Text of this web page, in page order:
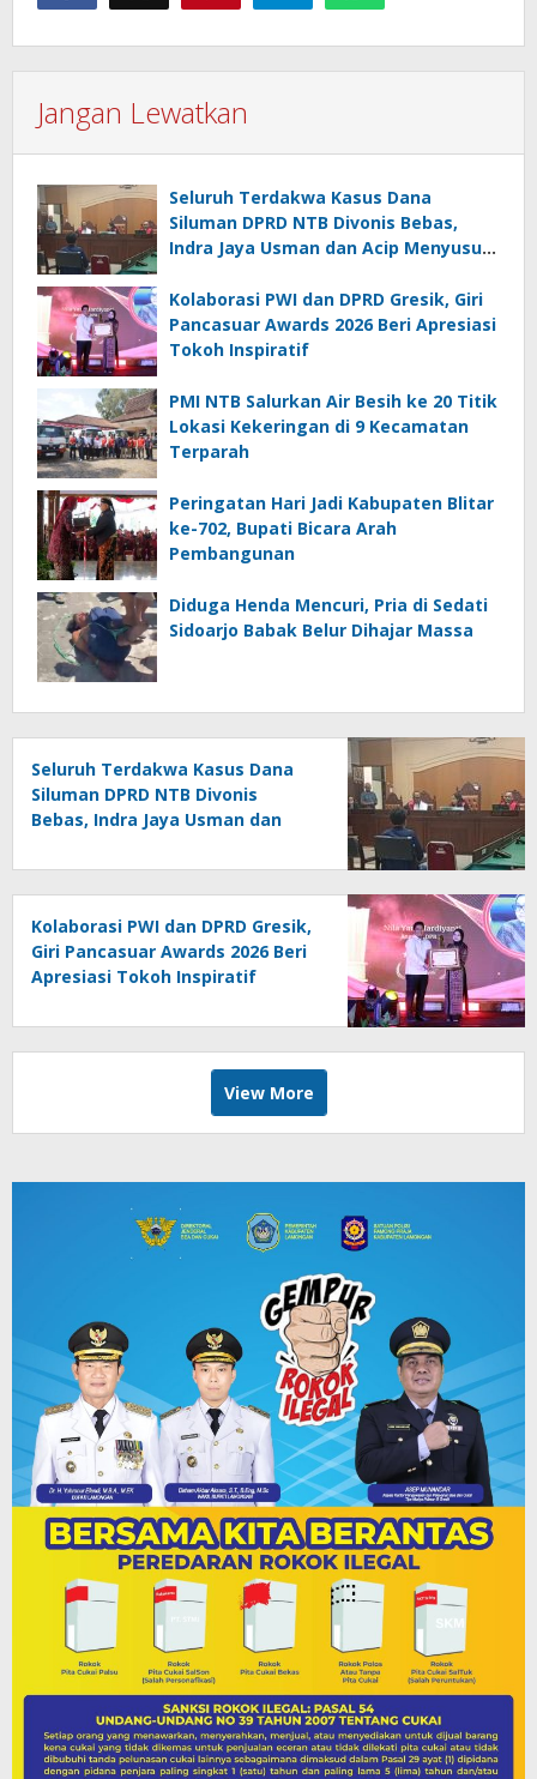
Jangan Lewatkan
Seluruh Terdakwa Kasus Dana
Siluman DPRD NTB Divonis Bebas,
Indra Jaya Usman dan Acip Menyusul
Kolaborasi PWI dan DPRD Gresik, Giri
Pancasuar Awards 2026 Beri Apresiasi
Tokoh Inspiratif
PMI NTB Salurkan Air Besih ke 20 Titik
Lokasi Kekeringan di 9 Kecamatan
Terparah
Peringatan Hari Jadi Kabupaten Blitar
ke-702, Bupati Bicara Arah
Pembangunan
Diduga Henda Mencuri, Pria di Sedati
Sidoarjo Babak Belur Dihajar Massa
Seluruh Terdakwa Kasus Dana
Siluman DPRD NTB Divonis
Bebas, Indra Jaya Usman dan
Kolaborasi PWI dan DPRD Gresik,
Giri Pancasuar Awards 2026 Beri
Apresiasi Tokoh Inspiratif
View More